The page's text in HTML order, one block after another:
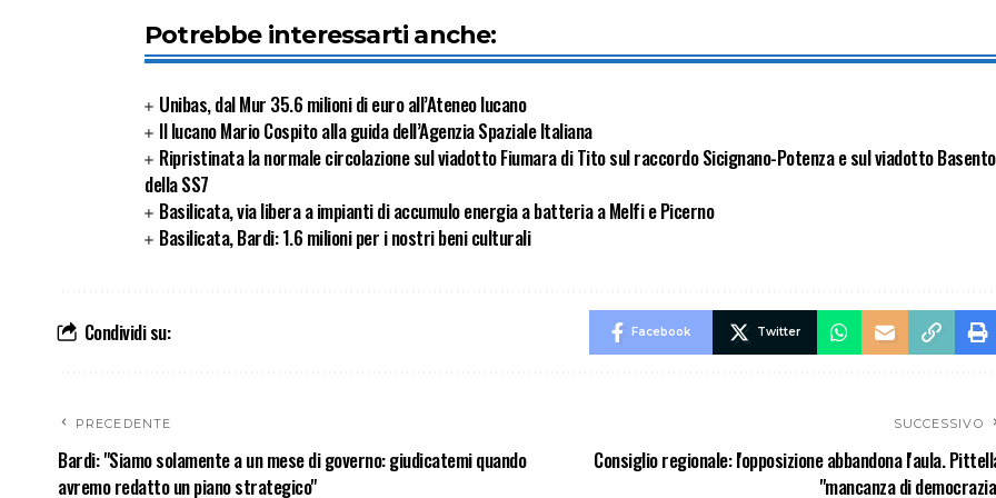
Potrebbe interessarti anche:
Unibas, dal Mur 35.6 milioni di euro all’Ateneo lucano
Il lucano Mario Cospito alla guida dell’Agenzia Spaziale Italiana
Ripristinata la normale circolazione sul viadotto Fiumara di Tito sul raccordo Sicignano-Potenza e sul viadotto Basento
della SS7
Basilicata, via libera a impianti di accumulo energia a batteria a Melfi e Picerno
Basilicata, Bardi: 1.6 milioni per i nostri beni culturali
Condividi su: Facebook Twitter
PRECEDENTE
Bardi: "Siamo solamente a un mese di governo: giudicatemi quando
avremo redatto un piano strategico"
SUCCESSIVO
Consiglio regionale: l'opposizione abbandona l'aula.
"mancanza di